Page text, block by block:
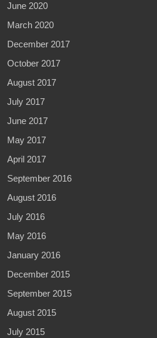
June 2020
March 2020
December 2017
October 2017
August 2017
July 2017
June 2017
May 2017
April 2017
September 2016
August 2016
July 2016
May 2016
January 2016
December 2015
September 2015
August 2015
July 2015